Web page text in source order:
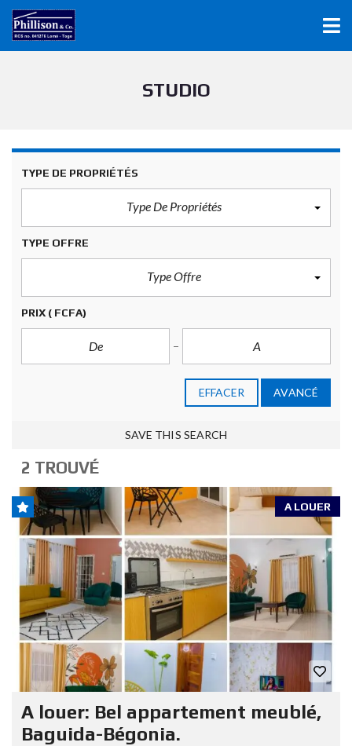
STUDIO
TYPE DE PROPRIÉTÉS
Type De Propriétés
TYPE OFFRE
Type Offre
PRIX ( FCFA)
EFFACER AVANCÉ
SAVE THIS SEARCH
2 TROUVÉ
A LOUER
A louer: Bel appartement meublé,
Baguida-Bégonia.